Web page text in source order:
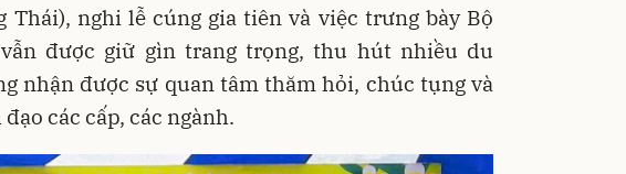
Thái), nghi lễ cúng gia tiên và việc trưng bày Bộ
được giữ gìn trang trọng, thu hút nhiều du
nhận được sự quan tâm thăm hỏi, chúc tụng và
các cấp, các ngành.